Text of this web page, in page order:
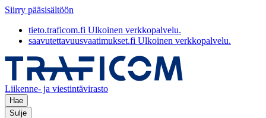
Siirry pääsisältöön
tieto.traficom.fi Ulkoinen verkkopalvelu.
saavutettavuusvaatimukset.fi Ulkoinen verkkopalvelu.
Liikenne- ja viestintävirasto
Hae
Sulje